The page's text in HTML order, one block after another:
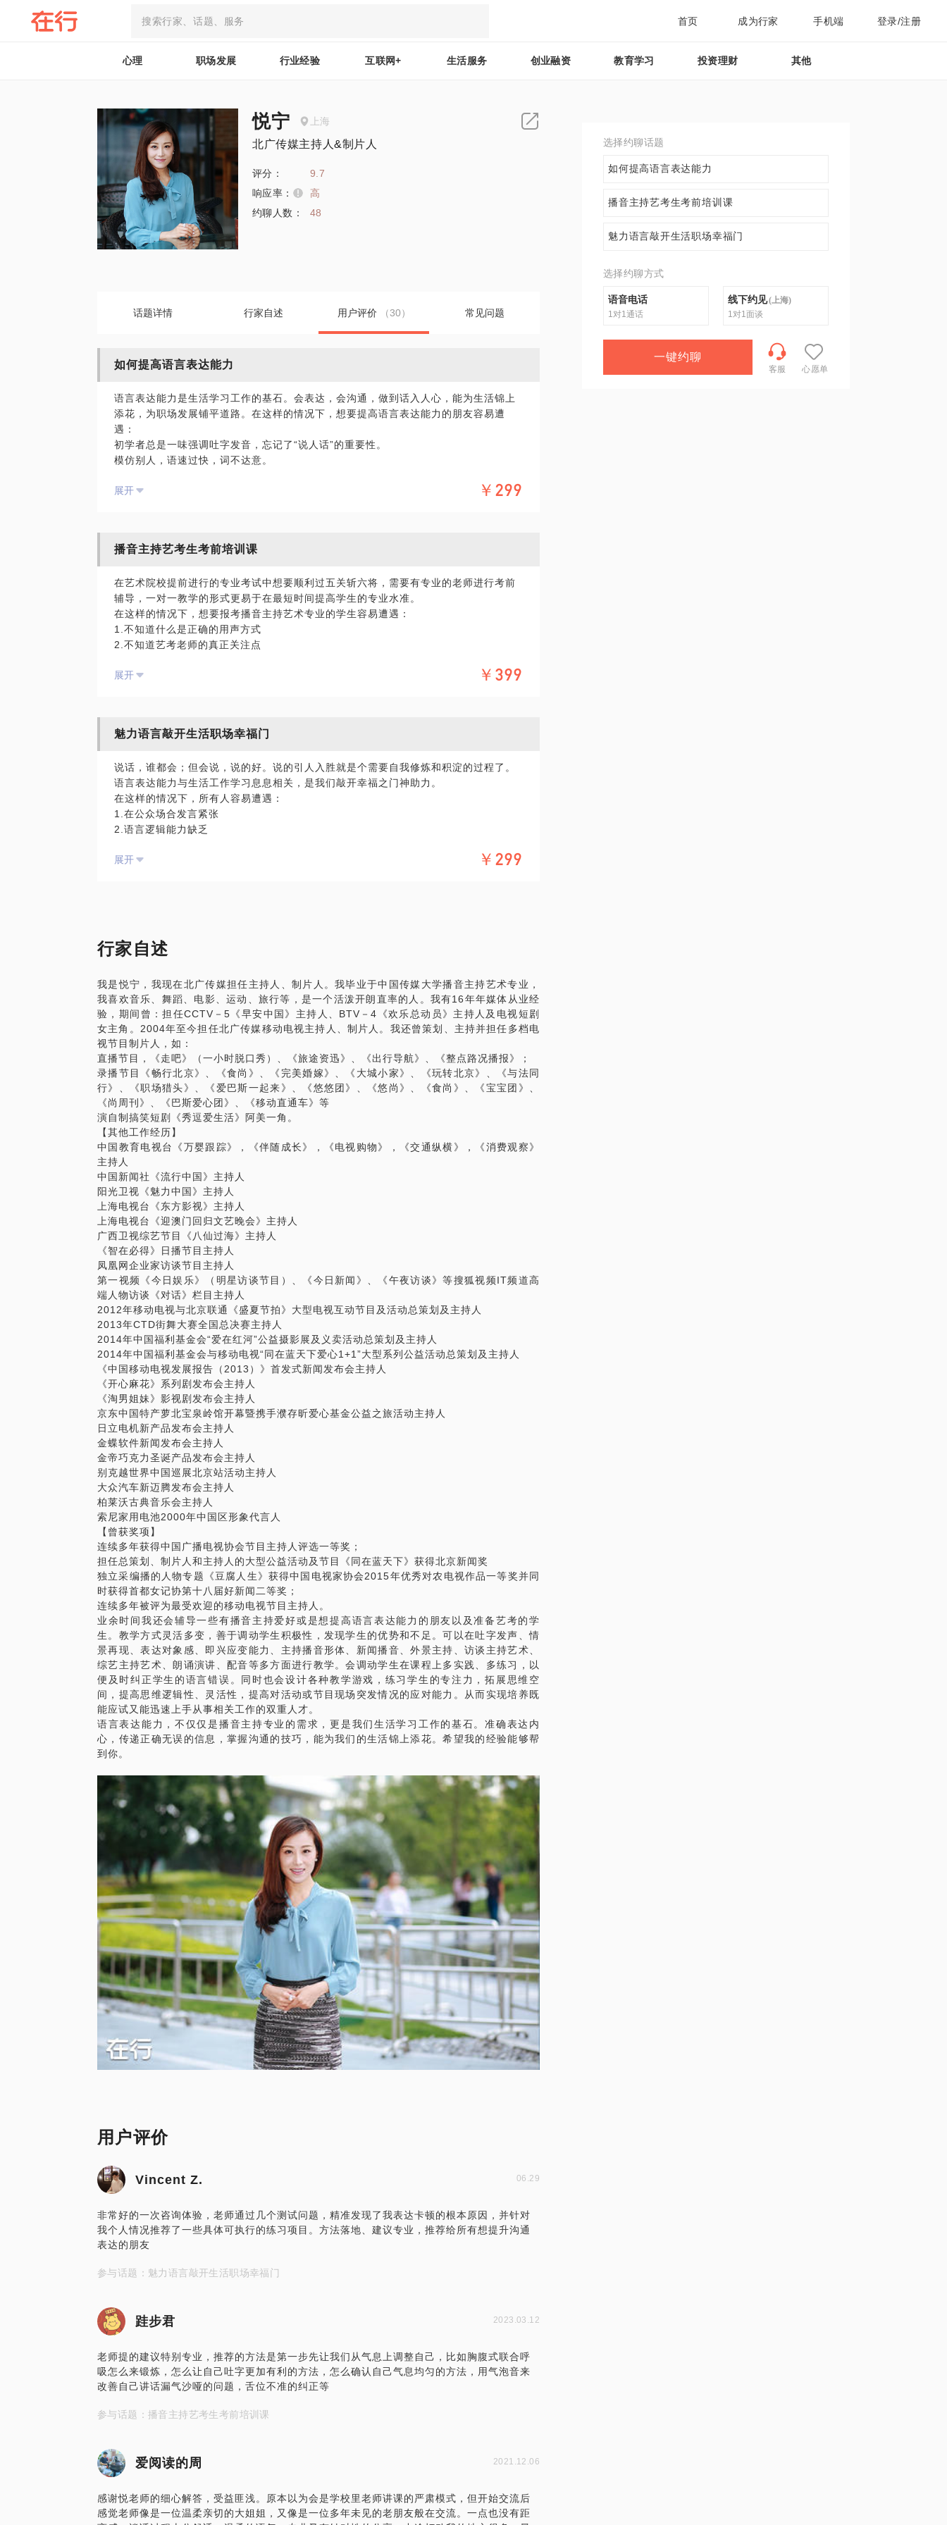
首页 成为行家 手机端 登录/注册
心理 职场发展 行业经验 互联网+ 生活服务 创业融资 教育学习 投资理财 其他
悦宁 上海
北广传媒主持人&制片人
评分：
9.7
响应率：
高
约聊人数：
48
话题详情 行家自述 用户评价 （30） 常见问题
如何提高语言表达能力
语言表达能力是生活学习工作的基石。会表达，会沟通，做到话入人心，能为生活锦上
添花，为职场发展铺平道路。在这样的情况下，想要提高语言表达能力的朋友容易遭
遇：
初学者总是一味强调吐字发音，忘记了“说人话”的重要性。
模仿别人，语速过快，词不达意。
我是国家一级播音员，从业16年，有丰富的电视播音主持经验，并多次获得中国广播电
也可以为播音主持爱好者、艺考生在吐字发声、情景再现、表达对象感、即兴应变能
行教学。
同时会设计各种教学游戏，练习学生的专注力，拓展思维空间，提高思维逻辑性、灵活
性，提高对活动或节目现场突发情况的应对能力。
PS.在选择与我见面前，请把你的问题更具体化。毕竟一小时的谈话只能解决一个小问
题。请把你的问题提前发给我，方便我做更精确的准备，提升见面效率。期待与你的见
展开 ￥299
播音主持艺考生考前培训课
在艺术院校提前进行的专业考试中想要顺利过五关斩六将，需要有专业的老师进行考前
辅导，一对一教学的形式更易于在最短时间提高学生的专业水准。
在这样的情况下，想要报考播音主持艺术专业的学生容易遭遇：
1.不知道什么是正确的用声方式
2.不知道艺考老师的真正关注点
4.缺乏即兴表达能力
电视台、阳光卫视、广西卫视、搜狐视频、网易视频、第一视频等多种类型多档栏目。
我愿意与你分享的内容包括：
1.教您正确的用声方式
2.告诉您艺考老师的真正关注点和艺考的科目并分科教学
3.提高语言的感染力和即兴表达能力等
PS.在选择与我见面前，请把你的问题更具体化。毕竟一小时的谈话只能解决一个小问
面。
展开 ￥399
魅力语言敲开生活职场幸福门
说话，谁都会；但会说，说的好。说的引人入胜就是个需要自我修炼和积淀的过程了。
语言表达能力与生活工作学习息息相关，是我们敲开幸福之门神助力。
在这样的情况下，所有人容易遭遇：
1.在公众场合发言紧张
2.语言逻辑能力缺乏
我在毕业于中国传媒大学播音主持艺术专业，从事播音主持工作超过15年。分别主持过
1.解决心理层面的语言沟通焦虑或公众发言怯场。
2.调顺语言逻辑。
PS.在选择与我见面前，请把你的问题更具体化。毕竟一小时的谈话只能解决一个小问
题。请把你的问题提前发给我，方便我做更精确的准备，提升见面效率。期待与你的见
面。
展开 ￥299
行家自述
我是悦宁，我现在北广传媒担任主持人、制片人。我毕业于中国传媒大学播音主持艺术专业，
我喜欢音乐、舞蹈、电影、运动、旅行等，是一个活泼开朗直率的人。我有16年年媒体从业经
验，期间曾：担任CCTV－5《早安中国》主持人、BTV－4《欢乐总动员》主持人及电视短剧
女主角。2004年至今担任北广传媒移动电视主持人、制片人。我还曾策划、主持并担任多档电
视节目制片人，如：
直播节目，《走吧》（一小时脱口秀）、《旅途资迅》、《出行导航》、《整点路况播报》；
录播节目《畅行北京》、《食尚》、《完美婚嫁》、《大城小家》、《玩转北京》、《与法同
行》、《职场猎头》、《爱巴斯一起来》、《悠悠团》、《悠尚》、《食尚》、《宝宝团》、
《尚周刊》、《巴斯爱心团》、《移动直通车》等
演自制搞笑短剧《秀逗爱生活》阿美一角。
【其他工作经历】
中国教育电视台《万婴跟踪》，《伴随成长》，《电视购物》，《交通纵横》，《消费观察》
主持人
中国新闻社《流行中国》主持人
阳光卫视《魅力中国》主持人
上海电视台《东方影视》主持人
上海电视台《迎澳门回归文艺晚会》主持人
广西卫视综艺节目《八仙过海》主持人
《智在必得》日播节目主持人
凤凰网企业家访谈节目主持人
第一视频《今日娱乐》（明星访谈节目）、《今日新闻》、《午夜访谈》等搜狐视频IT频道高
端人物访谈《对话》栏目主持人
2012年移动电视与北京联通《盛夏节拍》大型电视互动节目及活动总策划及主持人
2013年CTD街舞大赛全国总决赛主持人
2014年中国福利基金会“爱在红河”公益摄影展及义卖活动总策划及主持人
2014年中国福利基金会与移动电视“同在蓝天下爱心1+1”大型系列公益活动总策划及主持人
《中国移动电视发展报告（2013）》首发式新闻发布会主持人
《开心麻花》系列剧发布会主持人
《淘男姐妹》影视剧发布会主持人
京东中国特产萝北宝泉岭馆开幕暨携手濮存昕爱心基金公益之旅活动主持人
日立电机新产品发布会主持人
金蝶软件新闻发布会主持人
金帝巧克力圣诞产品发布会主持人
别克越世界中国巡展北京站活动主持人
大众汽车新迈腾发布会主持人
柏莱沃古典音乐会主持人
索尼家用电池2000年中国区形象代言人
【曾获奖项】
连续多年获得中国广播电视协会节目主持人评选一等奖；
担任总策划、制片人和主持人的大型公益活动及节目《同在蓝天下》获得北京新闻奖
独立采编播的人物专题《豆腐人生》获得中国电视家协会2015年优秀对农电视作品一等奖并同
时获得首都女记协第十八届好新闻二等奖；
连续多年被评为最受欢迎的移动电视节目主持人。
业余时间我还会辅导一些有播音主持爱好或是想提高语言表达能力的朋友以及准备艺考的学
生。教学方式灵活多变，善于调动学生积极性，发现学生的优势和不足。可以在吐字发声、情
景再现、表达对象感、即兴应变能力、主持播音形体、新闻播音、外景主持、访谈主持艺术、
综艺主持艺术、朗诵演讲、配音等多方面进行教学。会调动学生在课程上多实践、多练习，以
便及时纠正学生的语言错误。同时也会设计各种教学游戏，练习学生的专注力，拓展思维空
间，提高思维逻辑性、灵活性，提高对活动或节目现场突发情况的应对能力。从而实现培养既
能应试又能迅速上手从事相关工作的双重人才。
语言表达能力，不仅仅是播音主持专业的需求，更是我们生活学习工作的基石。准确表达内
心，传递正确无误的信息，掌握沟通的技巧，能为我们的生活锦上添花。希望我的经验能够帮
到你。
用户评价
Vincent Z. 06.29
非常好的一次咨询体验，老师通过几个测试问题，精准发现了我表达卡顿的根本原因，并针对
我个人情况推荐了一些具体可执行的练习项目。方法落地、建议专业，推荐给所有想提升沟通
表达的朋友
参与话题：魅力语言敲开生活职场幸福门
跬步君 2023.03.12
老师提的建议特别专业，推荐的方法是第一步先让我们从气息上调整自己，比如胸腹式联合呼
吸怎么来锻炼，怎么让自己吐字更加有利的方法，怎么确认自己气息均匀的方法，用气泡音来
改善自己讲话漏气沙哑的问题，舌位不准的纠正等
参与话题：播音主持艺考生考前培训课
爱阅读的周 2021.12.06
感谢悦老师的细心解答，受益匪浅。原本以为会是学校里老师讲课的严肃模式，但开始交流后
感觉老师像是一位温柔亲切的大姐姐，又像是一位多年未见的老朋友般在交流。一点也没有距
选择约聊话题
如何提高语言表达能力
播音主持艺考生考前培训课
魅力语言敲开生活职场幸福门
选择约聊方式
语音电话
1对1通话
线下约见(上海)
1对1面谈
一键约聊
客服 心愿单